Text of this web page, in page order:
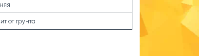
от грунта